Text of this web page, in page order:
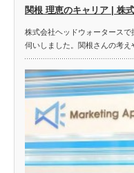
関根 理恵のキャリア | 株
株式会社ヘッドウォータース
伺いしました。関根さんの考え